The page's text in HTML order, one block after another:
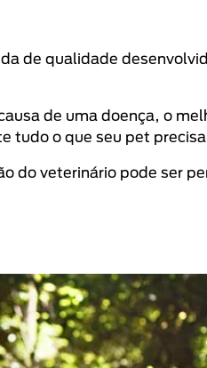
de qualidade
de uma doença, o
tudo o que seu pet
do veterinário pode ser